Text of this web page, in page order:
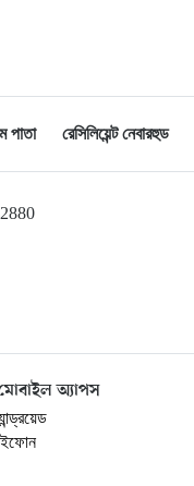
পাতা রেসিলিয়েন্ট নেবারহুড
2880
অ্যাপস